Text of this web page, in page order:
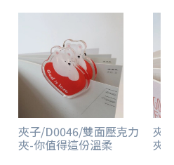
夾子/D0046/雙面壓克力
夾-你值得這份溫柔
夾
夾-